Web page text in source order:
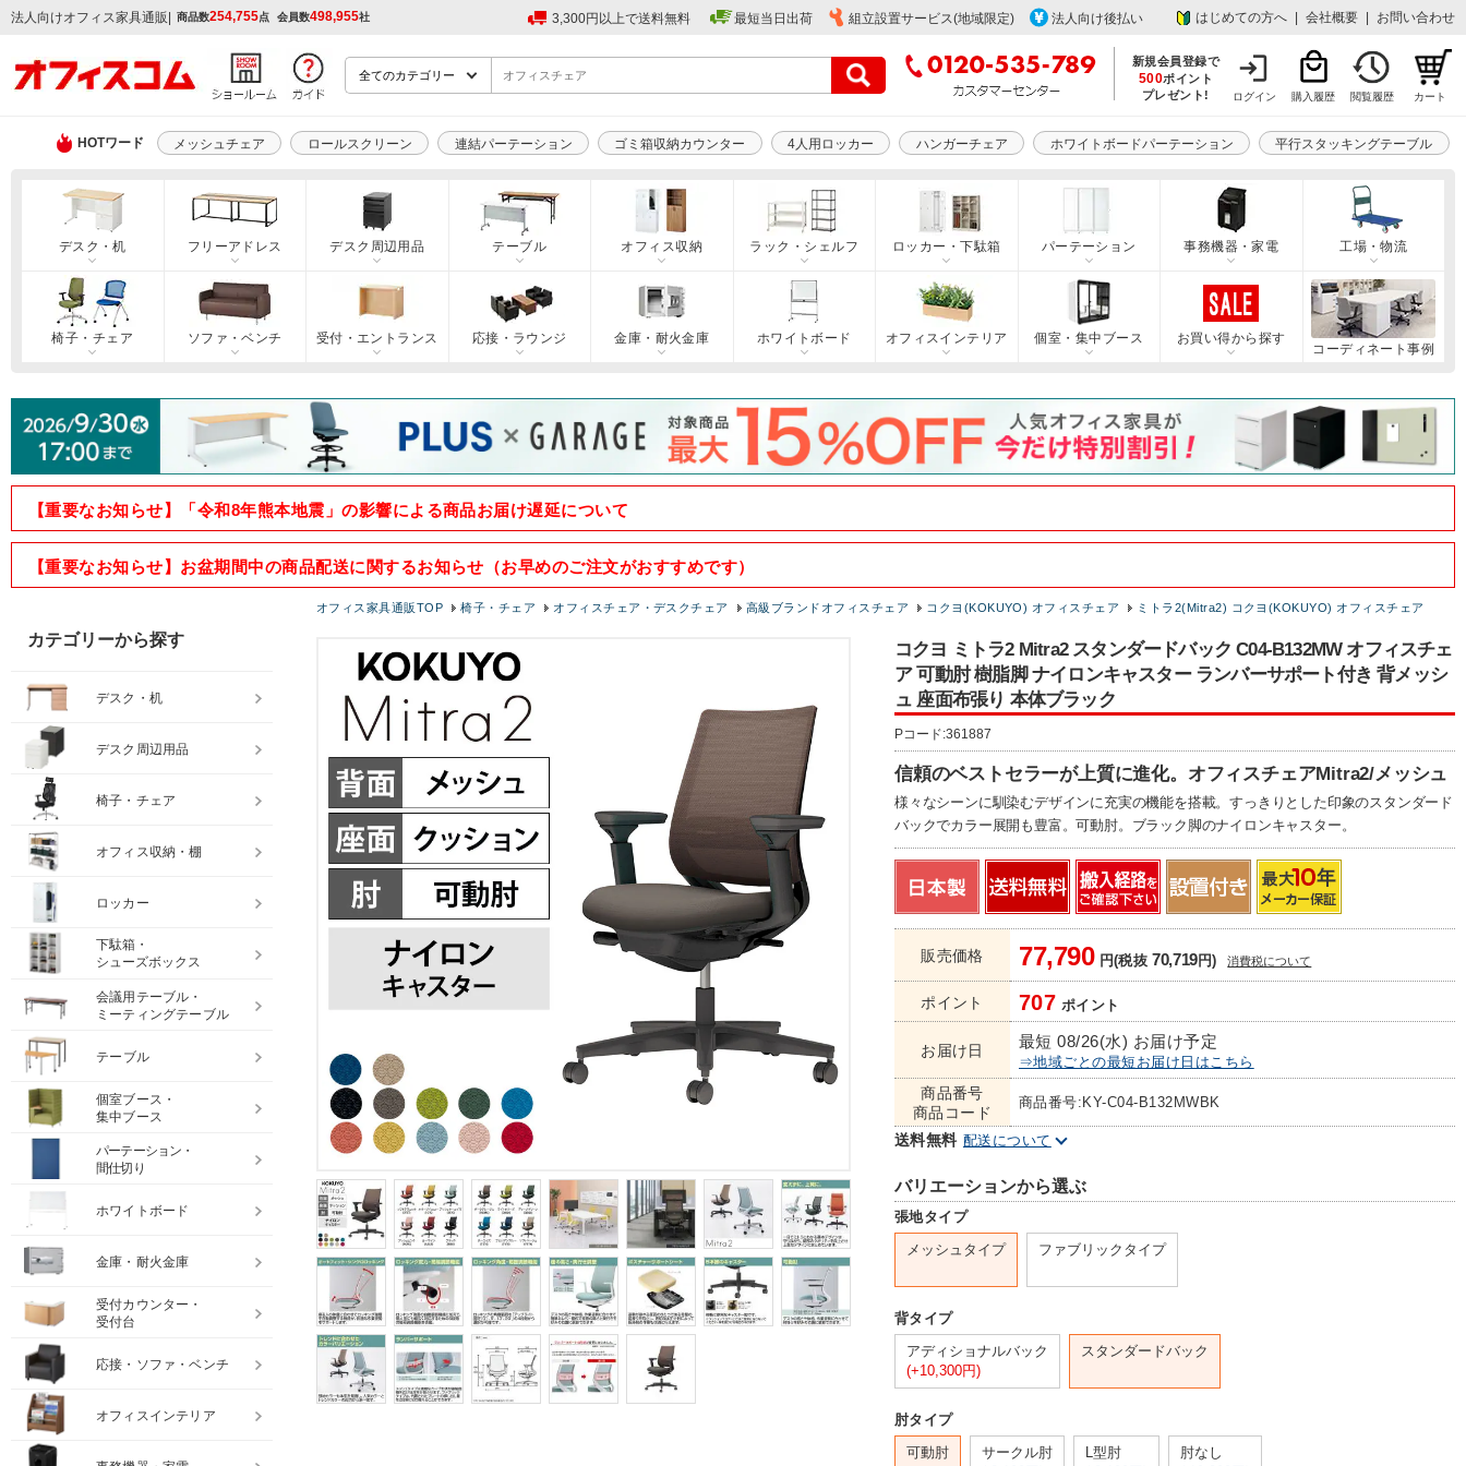
法人向けオフィス家具通販 | 商品数254,755点 会員数498,955社 3,300円以上で送料無料 最短当日出荷 組立設置サービス(地域限定) 法人向け後払い はじめての方へ 会社概要 お問い合わせ
新規会員登録で
500ポイント
プレゼント!
ログイン 購入履歴 閲覧履歴 カート
HOTワード メッシュチェア ロールスクリーン 連結パーテーション ゴミ箱収納カウンター 4人用ロッカー ハンガーチェア ホワイトボードパーテーション 平行スタッキングテーブル
デスク・机 フリーアドレス デスク周辺用品 テーブル オフィス収納 ラック・シェルフ ロッカー・下駄箱 パーテーション 事務機器・家電 工場・物流
椅子・チェア ソファ・ベンチ 受付・エントランス 応接・ラウンジ 金庫・耐火金庫 ホワイトボード オフィスインテリア 個室・集中ブース
お買い得から探す
コーディネート事例
【重要なお知らせ】「令和8年熊本地震」の影響による商品お届け遅延について
【重要なお知らせ】お盆期間中の商品配送に関するお知らせ（お早めのご注文がおすすめです）
オフィス家具通販TOP 椅子・チェア オフィスチェア・デスクチェア 高級ブランドオフィスチェア コクヨ(KOKUYO) オフィスチェア ミトラ2(Mitra2) コクヨ(KOKUYO) オフィスチェア
コクヨ ミトラ2 Mitra2 スタンダードバック C04-B132MW オフィスチェ
ア 可動肘 樹脂脚 ナイロンキャスター ランバーサポート付き 背メッシ
ュ 座面布張り 本体ブラック
Pコード:361887
信頼のベストセラーが上質に進化。オフィスチェアMitra2/メッシュ
様々なシーンに馴染むデザインに充実の機能を搭載。すっきりとした印象のスタンダード
バックでカラー展開も豊富。可動肘。ブラック脚のナイロンキャスター。
販売価格 77,790円(税抜70,719円) 消費税について
ポイント 707 ポイント
お届け日 最短 08/26(水) お届け予定
⇒地域ごとの最短お届け日はこちら
商品番号
商品コード
商品番号:KY-C04-B132MWBK
送料無料 配送について
バリエーションから選ぶ
張地タイプ
メッシュタイプ
ファブリックタイプ
背タイプ
アディショナルバック
(+10,300円)
スタンダードバック
肘タイプ
可動肘
サークル肘
L型肘
肘なし
カテゴリーから探す
デスク・机
デスク周辺用品
椅子・チェア
オフィス収納・棚
ロッカー
下駄箱・
シューズボックス
会議用テーブル・
ミーティングテーブル
テーブル
個室ブース・
集中ブース
パーテーション・
間仕切り
ホワイトボード
金庫・耐火金庫
受付カウンター・
受付台
応接・ソファ・ベンチ
オフィスインテリア